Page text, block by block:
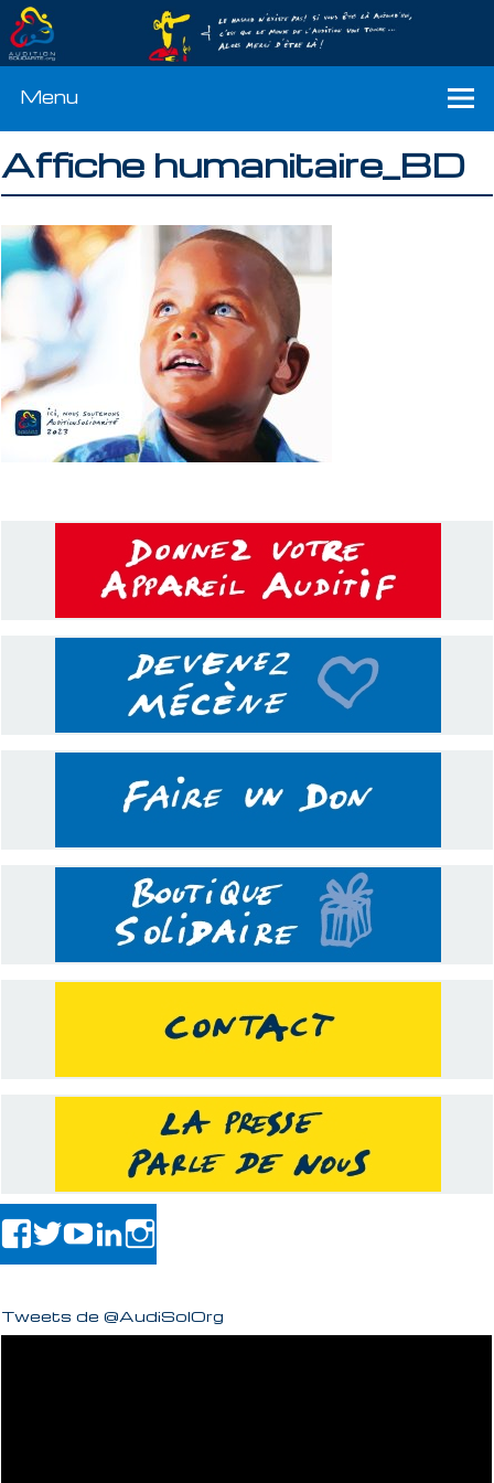
Menu
Affiche humanitaire_BD
Tweets de @AudiSolOrg